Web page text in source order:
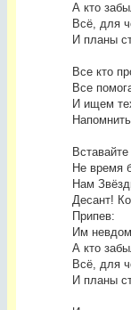
А кто
Всё, для
И планы
Все кто
Все
И ищем
Не время
Нам
Десант!
Припев:
Им
А кто
Всё, для
И планы